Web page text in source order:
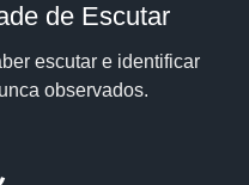
de Escutar
escutar e identificar
observados.